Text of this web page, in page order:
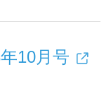
10月号